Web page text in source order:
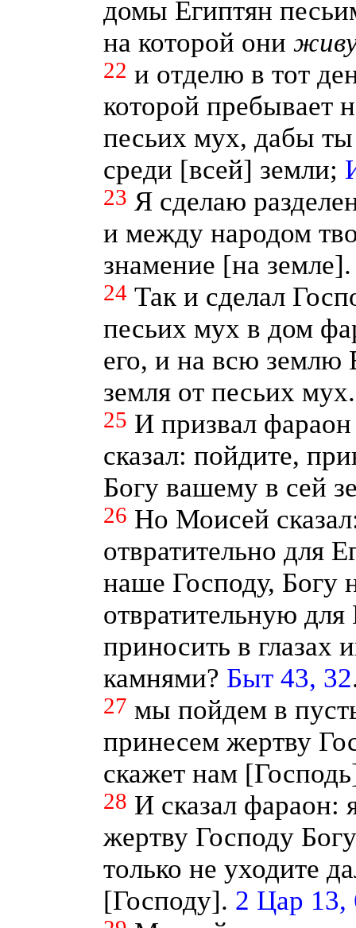
домы Египтян
на которой они
22 и отделю в тот
которой пребывает
песьих мух, дабы
среди [всей] земли;
23 Я сделаю
и между народом
знамение [на земле].
24 Так и сделал
песьих мух в дом
его, и на всю землю
земля от песьих
25 И призвал
сказал: пойдите,
Богу вашему в сей
26 Но Моисей
отвратительно для
наше Господу,
отвратительную
приносить в глазах
камнями? Быт 43, 32
27 мы пойдем в
принесем жертву
скажет нам
28 И сказал фараон:
жертву Господу
только не уходите
[Господу]. 2 Цар 13,